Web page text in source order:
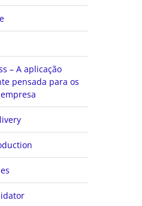
– A aplicação
pensada para os